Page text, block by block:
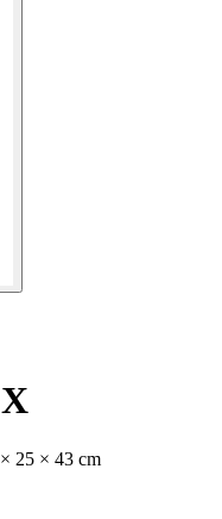
25 × 43 cm